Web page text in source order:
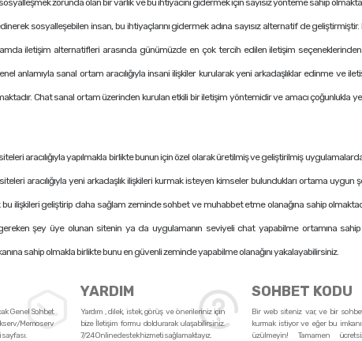
zorunda olan bir varlık ve bu ihtiyacını gidermek için sayısız yönteme sahip
sosyalleşebilen insan, bu ihtiyaçlarını gidermek adına sayısız alternatif de geliştirmiştir.
iletişim alternatifleri arasında günümüzde en çok tercih edilen iletişim
anlamıyla sanal ortam aracılığıyla insani ilişkiler kurularak yeni arkadaşlıklar edinme ve
Chat sanal ortam üzerinden kurulan etkili bir iletişim yöntemidir ve amacı çoğunlukla
aracılığıyla yapılmakla birlikte bunun için özel olarak üretilmiş ve geliştirilmiş
aracılığıyla yeni arkadaşlık ilişkileri kurmak isteyen kimseler bulundukları ortama uygun
bu ilişkileri geliştirip daha sağlam zeminde sohbet ve muhabbet etme olanağına sahip
şey üye olunan sitenin ya da uygulamanın seviyeli chat yapabilme ortamına sahip
sahip olmakla birlikte bunu en güvenli zeminde yapabilme olanağını yakalayabilirsiniz.
Genel Sohbet
Memoserv
sayfası.
YARDIM
Yardım , dilek, istek, görüş ve önerileriniz için
bize İletişim formu doldurarak ulaşabilirsiniz.
7/24 Online destek hizmeti sağlamaktayız.
SOHBET KODU
Bir web siteniz var, ve bir
kurmak istiyor ve eğer bu
üzülmeyin! Tamamen